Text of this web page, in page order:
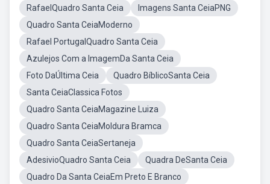
RafaelQuadro Santa Ceia
Imagens Santa CeiaPNG
Quadro Santa CeiaModerno
Rafael PortugalQuadro Santa Ceia
Azulejos Com a ImagemDa Santa Ceia
Foto DaÚltima Ceia
Quadro BíblicoSanta Ceia
Santa CeiaClassica Fotos
Quadro Santa CeiaMagazine Luiza
Quadro Santa CeiaMoldura Bramca
Quadro Santa CeiaSertaneja
AdesivioQuadro Santa Ceia
Quadra DeSanta Ceia
Quadro Da Santa CeiaEm Preto E Branco